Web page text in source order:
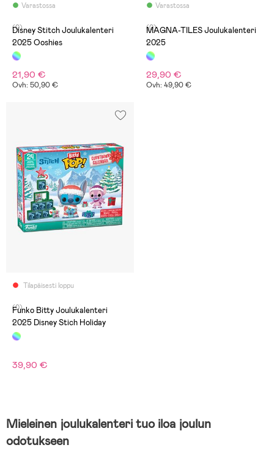
Varastossa
(0)
Disney Stitch Joulukalenteri
2025 Ooshies
21,90 €
Ovh: 50,90 €
Varastossa
(0)
MAGNA-TILES Joulukalenteri
2025
29,90 €
Ovh: 49,90 €
Tilapäisesti loppu
(0)
Funko Bitty Joulukalenteri
2025 Disney Stich Holiday
39,90 €
Mieleinen joulukalenteri tuo iloa joulun
odotukseen